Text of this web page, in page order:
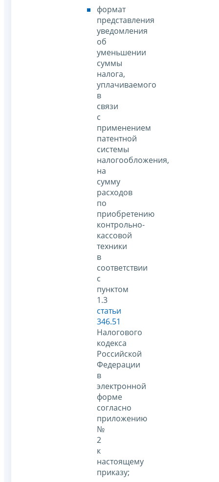
формат
представления
уведомления
об
уменьшении
суммы
налога,
уплачиваемого
в
связи
с
применением
патентной
системы
налогообложения,
на
сумму
расходов
по
приобретению
контрольно-
кассовой
техники
в
соответствии
с
пунктом
1.3
статьи
346.51
Налогового
кодекса
Российской
Федерации
в
электронной
форме
согласно
приложению
№
2
к
настоящему
приказу;